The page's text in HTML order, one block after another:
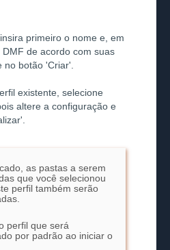
primeiro o nome e, em
de acordo com suas
no botão 'Criar'.
existente, selecione
altere a configuração e
as pastas a serem
que você selecionou
perfil também serão
perfil que será
por padrão ao iniciar o